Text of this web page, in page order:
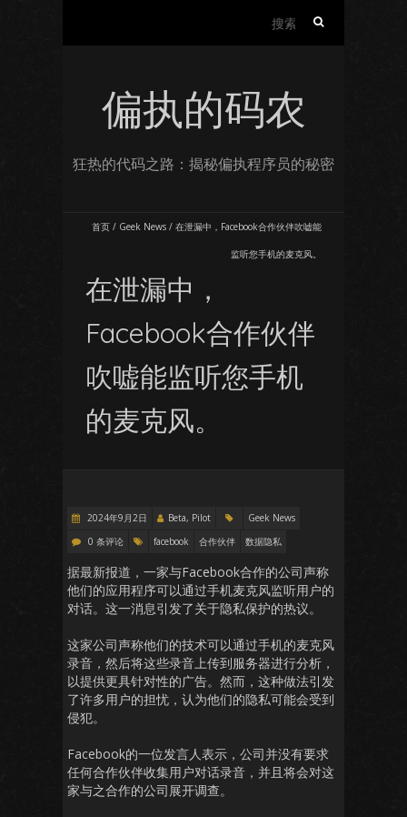
偏执的码农
狂热的代码之路：揭秘偏执程序员的秘密
首页 / Geek News / 在泄漏中，Facebook合作伙伴吹嘘能
监听您手机的麦克风。
在泄漏中，
Facebook合作伙伴
吹嘘能监听您手机
的麦克风。
2024年9月2日 Beta, Pilot
Geek News
0 条评论
facebook 合作伙伴 数据隐私
据最新报道，一家与Facebook合作的公司声称
他们的应用程序可以通过手机麦克风监听用户的
对话。这一消息引发了关于隐私保护的热议。
这家公司声称他们的技术可以通过手机的麦克风
录音，然后将这些录音上传到服务器进行分析，
以提供更具针对性的广告。然而，这种做法引发
了许多用户的担忧，认为他们的隐私可能会受到
侵犯。
Facebook的一位发言人表示，公司并没有要求
任何合作伙伴收集用户对话录音，并且将会对这
家与之合作的公司展开调查。